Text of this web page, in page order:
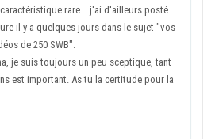
rare ...j'ai d'ailleurs posté
il y a quelques jours dans le sujet "vos
de 250 SWB".
je suis toujours un peu sceptique, tant
est important. As tu la certitude pour la